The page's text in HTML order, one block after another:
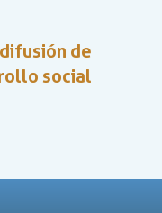
de
social